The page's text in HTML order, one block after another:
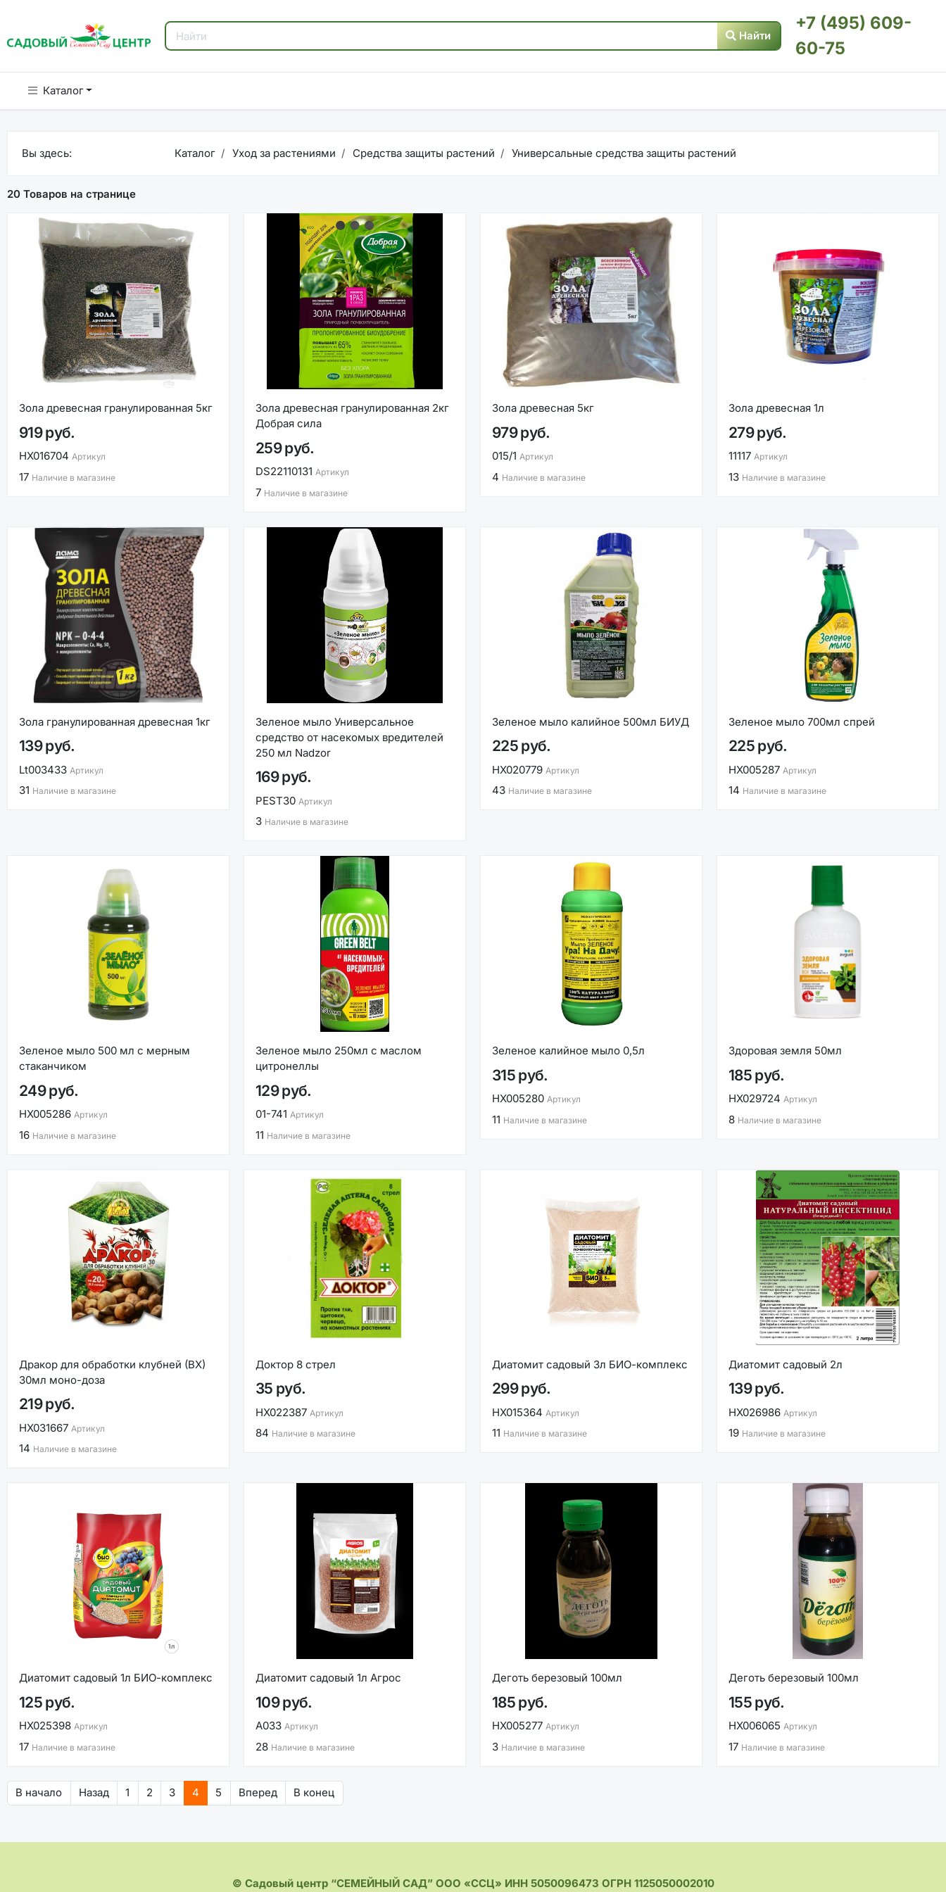
Найти
+7 (495) 609-
60-75
Каталог
Вы здесь: Каталог Уход за растениями Средства защиты растений Универсальные средства защиты растений
20 Товаров на странице
Зола древесная гранулированная 5кг
919 руб.
НХ016704 Артикул
17 Наличие в магазине
Зола древесная гранулированная 2кг
Добрая сила
259 руб.
DS22110131 Артикул
7 Наличие в магазине
Зола древесная 5кг
979 руб.
015/1 Артикул
4 Наличие в магазине
Зола древесная 1л
279 руб.
11117 Артикул
13 Наличие в магазине
Зола гранулированная древесная 1кг
139 руб.
Lt003433 Артикул
31 Наличие в магазине
Зеленое мыло Универсальное
средство от насекомых вредителей
250 мл Nadzor
169 руб.
PEST30 Артикул
3 Наличие в магазине
Зеленое мыло калийное 500мл БИУД
225 руб.
НХ020779 Артикул
43 Наличие в магазине
Зеленое мыло 700мл спрей
225 руб.
НХ005287 Артикул
14 Наличие в магазине
Зеленое мыло 500 мл с мерным
стаканчиком
249 руб.
НХ005286 Артикул
16 Наличие в магазине
Зеленое мыло 250мл с маслом
цитронеллы
129 руб.
01-741 Артикул
11 Наличие в магазине
Зеленое калийное мыло 0,5л
315 руб.
НХ005280 Артикул
11 Наличие в магазине
Здоровая земля 50мл
185 руб.
НХ029724 Артикул
8 Наличие в магазине
Дракор для обработки клубней (ВХ)
30мл моно-доза
219 руб.
НХ031667 Артикул
14 Наличие в магазине
Доктор 8 стрел
35 руб.
НХ022387 Артикул
84 Наличие в магазине
Диатомит садовый 3л БИО-комплекс
299 руб.
НХ015364 Артикул
11 Наличие в магазине
Диатомит садовый 2л
139 руб.
НХ026986 Артикул
19 Наличие в магазине
Диатомит садовый 1л БИО-комплекс
125 руб.
НХ025398 Артикул
17 Наличие в магазине
Диатомит садовый 1л Агрос
109 руб.
A033 Артикул
28 Наличие в магазине
Деготь березовый 100мл
185 руб.
НХ005277 Артикул
3 Наличие в магазине
Деготь березовый 100мл
155 руб.
НХ006065 Артикул
17 Наличие в магазине
В начало Назад 1 2 3 4 5 Вперед В конец
© Садовый центр “СЕМЕЙНЫЙ САД” ООО «ССЦ» ИНН 5050096473 ОГРН 1125050002010